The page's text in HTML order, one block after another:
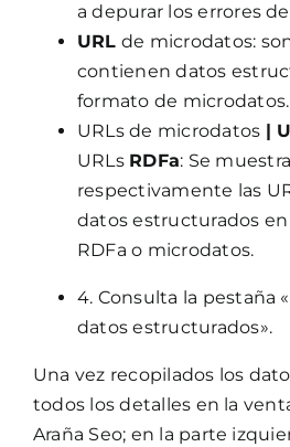
a depurar los errores
URL de microdatos:
contienen datos
formato de microdatos.
URLs de microdatos |
URLs RDFa: Se
respectivamente las
datos estructurados en
RDFa o microdatos.
4. Consulta la pestaña
datos estructurados».
Una vez recopilados los
todos los detalles en la
Araña Seo; en la parte